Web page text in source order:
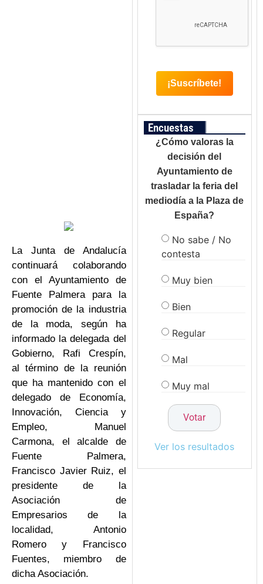
La Junta de Andalucía
continuará colaborando
con el Ayuntamiento de
Fuente Palmera para la
promoción de la industria
de la moda, según ha
informado la delegada del
Gobierno, Rafi Crespín,
al término de la reunión
que ha mantenido con el
delegado de Economía,
Innovación, Ciencia y
Empleo, Manuel
Carmona, el alcalde de
Fuente Palmera,
Francisco Javier Ruiz, el
presidente de la
Asociación de
Empresarios de la
localidad, Antonio
Romero y Francisco
Fuentes, miembro de
dicha Asociación.
Encuestas
¿Cómo valoras la
decisión del
Ayuntamiento de
trasladar la feria del
mediodía a la Plaza de
España?
No sabe / No
contesta
Muy bien
Bien
Regular
Mal
Muy mal
Ver los resultados